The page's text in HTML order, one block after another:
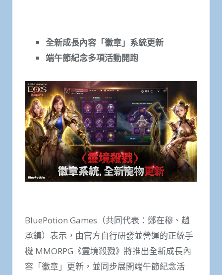
全新成長內容「徽章」系統更新
端午節紀念多項活動開跑
BluePotion Games（共同代表：鄭在穆、趙
承鎮）表示，由官方自行研發並營運的正統手
機 MMORPG《靈境殺戮》將推出全新成長內
容「徽章」更新，並同步展開端午節紀念活